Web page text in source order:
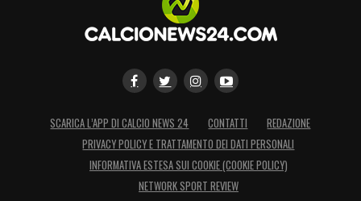
SCARICA L’APP DI CALCIO NEWS 24 CONTATTI
REDAZIONE
PRIVACY POLICY E TRATTAMENTO DEI DATI PERSONALI
INFORMATIVA ESTESA SUI COOKIE (COOKIE POLICY)
NETWORK SPORT REVIEW